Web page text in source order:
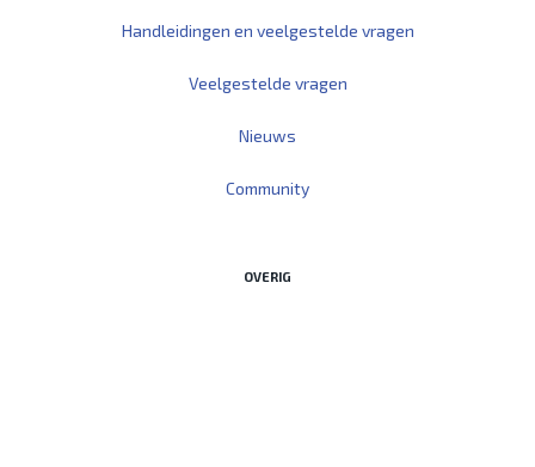
Handleidingen en veelgestelde vragen
Veelgestelde vragen
Nieuws
Community
OVERIG